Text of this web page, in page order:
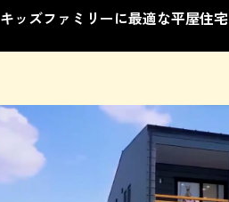
キッズファミリーに最適な平屋住宅